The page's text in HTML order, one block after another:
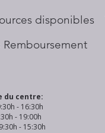
disponibles
du centre:
- 16:30h
- 19:00h
- 15:30h